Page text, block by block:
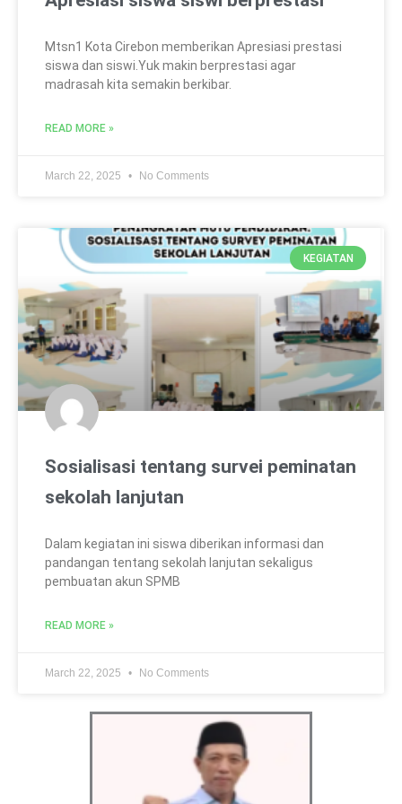
Mtsn1 Kota Cirebon memberikan Apresiasi prestasi
siswa dan siswi.Yuk makin berprestasi agar
madrasah kita semakin berkibar.
READ MORE »
March 22, 2025 No Comments
KEGIATAN
Sosialisasi tentang survei peminatan
sekolah lanjutan
Dalam kegiatan ini siswa diberikan informasi dan
pandangan tentang sekolah lanjutan sekaligus
pembuatan akun SPMB
READ MORE »
March 22, 2025 No Comments